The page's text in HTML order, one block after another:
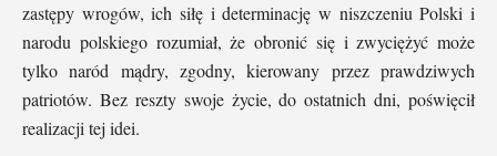
zastępy wrogów, ich siłę i determinację w niszczeniu Polski i
narodu polskiego rozumiał, że obronić się i zwyciężyć może
tylko naród mądry, zgodny, kierowany przez prawdziwych
patriotów. Bez reszty swoje życie, do ostatnich dni, poświęcił
realizacji tej idei.